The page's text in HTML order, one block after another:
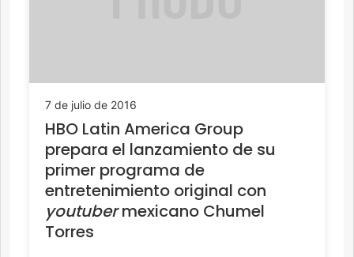
7 de julio de 2016
HBO Latin America Group
prepara el lanzamiento de su
primer programa de
entretenimiento original con
youtubermexicano Chumel
Torres